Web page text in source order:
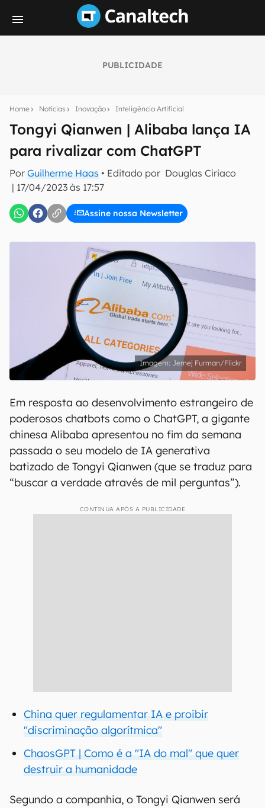
PUBLICIDADE
Home Notícias Inovação Inteligência Artificial
Tongyi Qianwen | Alibaba lança IA
para rivalizar com ChatGPT
Por Guilherme Haas • Editado por Douglas Ciriaco
| 17/04/2023 às 17:57
Assine nossa Newsletter
notícias e reviews sobre tecnologia em primeira
E-mail
Uso e Política de Privacidade do Canaltech.
Jernej Furman/Flickr
Em resposta ao desenvolvimento estrangeiro de
poderosos chatbots como o ChatGPT, a gigante
chinesa Alibaba apresentou no fim da semana
passada o seu modelo de IA generativa
batizado de Tongyi Qianwen (que se traduz para
“buscar a verdade através de mil perguntas”).
CONTINUA APÓS A PUBLICIDADE
China quer regulamentar IA e proibir
"discriminação algorítmica"
ChaosGPT | Como é a "IA do mal" que quer
destruir a humanidade
Segundo a companhia, o Tongyi Qianwen será